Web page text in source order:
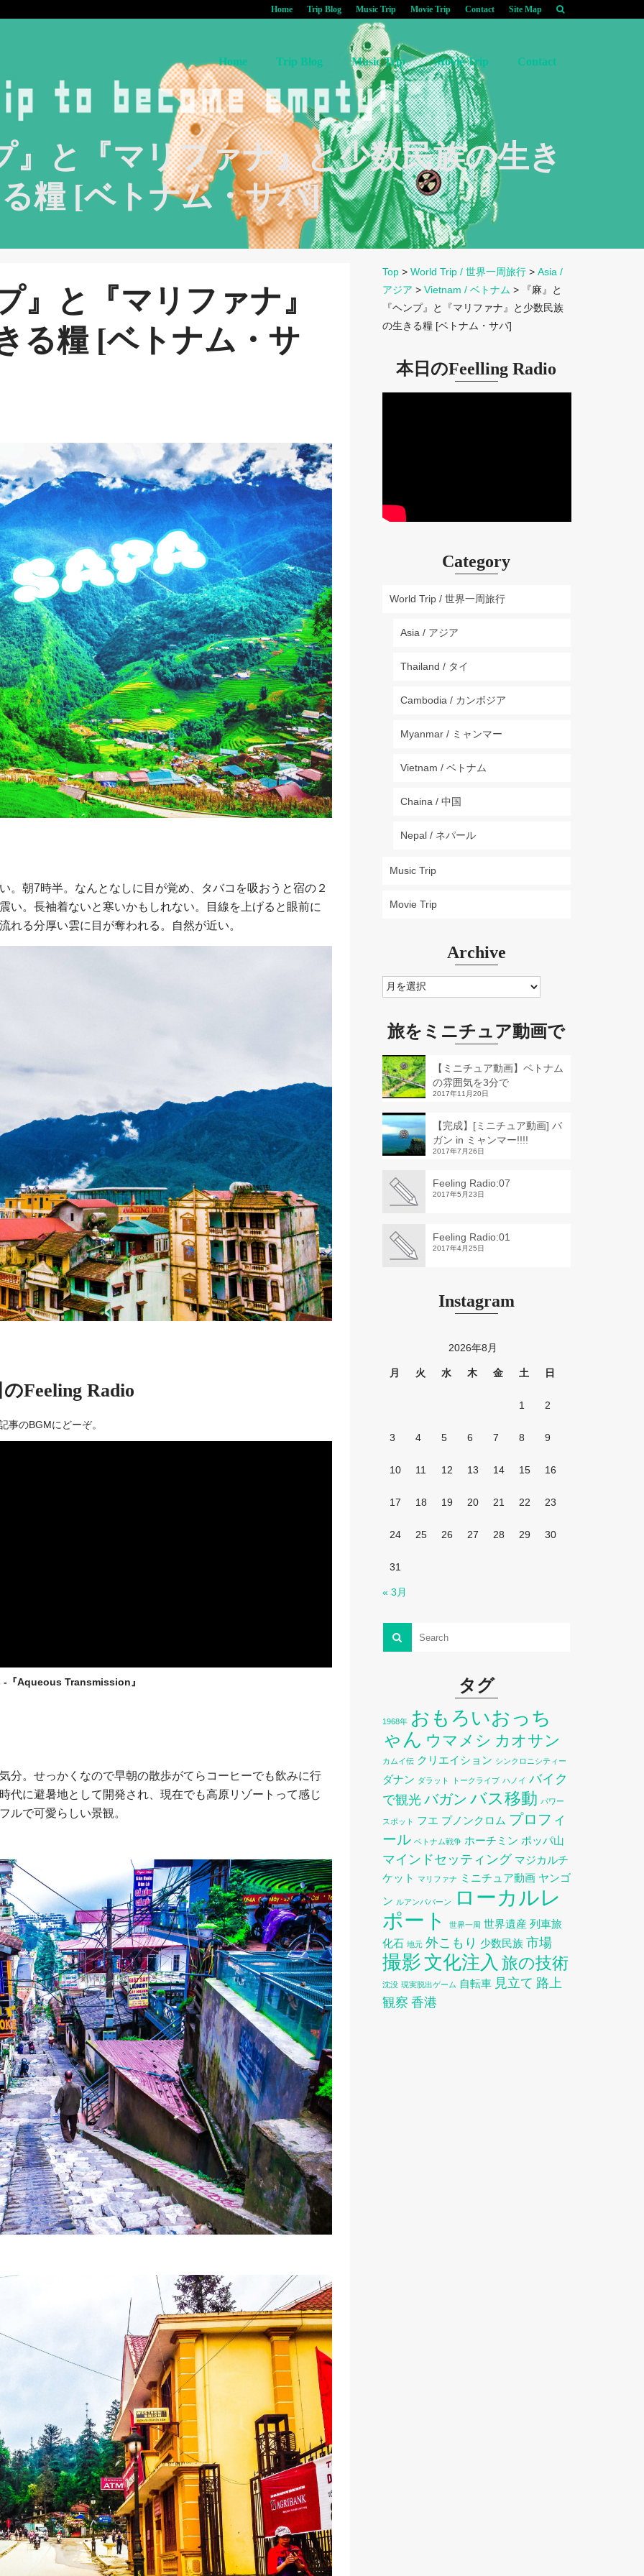
Home Trip Blog Music Trip Movie Trip Contact Site Map
Home Trip Blog Music Trip Movie Trip Contact
』と『マリファナ』と少数民族の生き
る糧 [ベトナム・サパ]
』と『マリファナ』
る糧 [ベトナム・サ
。朝7時半。なんとなしに目が覚め、タバコを吸おうと宿の２
い。長袖着ないと寒いかもしれない。目線を上げると眼前に
れる分厚い雲に目が奪われる。自然が近い。
Feeling Radio
事のBGMにどーぞ。
『Aqueous Transmission』
分。せっかくなので早朝の散歩がてらコーヒーでも飲みに行
代に避暑地として開発され、現在でも高原リゾートって感じ
ルで可愛らしい景観。
Top> World Trip / 世界一周旅行> Asia /
アジア > Vietnam / ベトナム >
『麻』と
『ヘンプ』と『マリファナ』と少数民族
の生きる糧 [ベトナム・サパ]
本日のFeelling Radio
Category
World Trip / 世界一周旅行
Asia / アジア
Thailand / タイ
Cambodia / カンボジア
Myanmar / ミャンマー
Vietnam / ベトナム
Chaina / 中国
Nepal / ネパール
Music Trip
Movie Trip
Archive
Archive
旅をミニチュア動画で
【ミニチュア動画】ベトナム
の雰囲気を3分で
2017年11月20日
【完成】[ミニチュア動画] バ
ガン in ミャンマー!!!!
2017年7月26日
Feeling Radio:07
2017年5月23日
Feeling Radio:01
2017年4月25日
Instagram
2026年8月
月 火 水 木 金 土 日
1 2
3 4 5 6 7 8 9
10 11 12 13 14 15 16
17 18 19 20 21 22 23
24 25 26 27 28 29 30
31
« 3月
タグ
1968年 おもろいおっち
ゃん ウマメシ カオサン
カムイ伝 クリエイション シンクロニシティー
ダナン ダラット トークライブ ハノイ バイク
で観光 バガン バス移動 パワー
スポット フエ プノンクロム プロフィ
ール ベトナム戦争 ホーチミン ポッパ山
マインドセッティング マジカルチ
ケット マリファナ ミニチュア動画 ヤンゴ
ン ルアンパバーン
ローカルレ
ポート
世界一周 世界遺産 列車旅
化石 地元 外こもり 少数民族 市場
撮影文化注入 旅の技術
沈没 現実脱出ゲーム 自転車 見立て 路上
観察 香港